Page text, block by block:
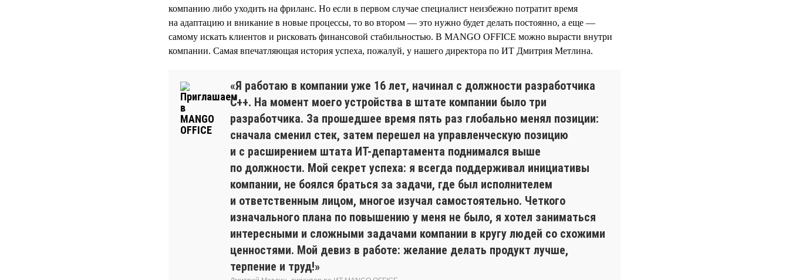
компанию либо уходить на фриланс. Но если в первом случае специалист неизбежно потратит время
на адаптацию и вникание в новые процессы, то во втором — это нужно будет делать постоянно, а еще —
самому искать клиентов и рисковать финансовой стабильностью. В MANGO OFFICE можно вырасти внутри
компании. Самая впечатляющая история успеха, пожалуй, у нашего директора по ИТ Дмитрия Метлина.
«Я работаю в компании уже 16 лет, начинал с должности разработчика
С++. На момент моего устройства в штате компании было три
разработчика. За прошедшее время пять раз глобально менял позиции:
сначала сменил стек, затем перешел на управленческую позицию
и с расширением штата ИТ-департамента поднимался выше
по должности. Мой секрет успеха: я всегда поддерживал инициативы
компании, не боялся браться за задачи, где был исполнителем
и ответственным лицом, многое изучал самостоятельно. Четкого
изначального плана по повышению у меня не было, я хотел заниматься
интересными и сложными задачами компании в кругу людей со схожими
ценностями. Мой девиз в работе: желание делать продукт лучше,
терпение и труд!»